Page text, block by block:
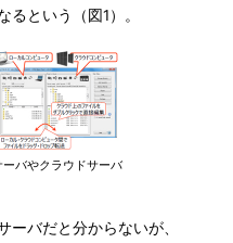
るという（図1）。
バやクラウドサーバ
バだと分からないが、